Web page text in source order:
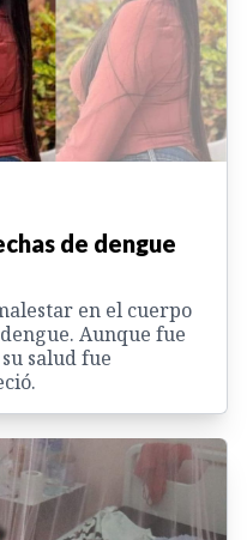
de dengue
en el cuerpo
Aunque fue
salud fue